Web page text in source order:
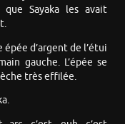
Sayaka les avait
d’argent de l’étui
gauche. L’épée se
très effilée.